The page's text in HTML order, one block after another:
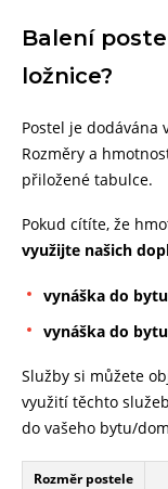
Balení
ložnice?
Postel je dodávána
Rozměry a
přiložené tabulce.
Pokud cítíte, že
využijte našich
vynáška do bytu
vynáška do
Služby si můžete
využití těchto
do vašeho bytu/
Rozměr postele